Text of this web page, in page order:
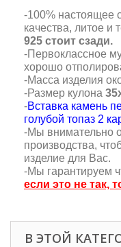
-100% настоящее
качества, литое и
925 стоит сзади.
-Первоклассное
хорошо
-Масса изделия
-Размер кулона
-Вставка камень
голубой топаз 2
-Мы внимательно
производства,
изделие для Вас.
-Мы гарантируем
если это не так,
В ЭТОЙ